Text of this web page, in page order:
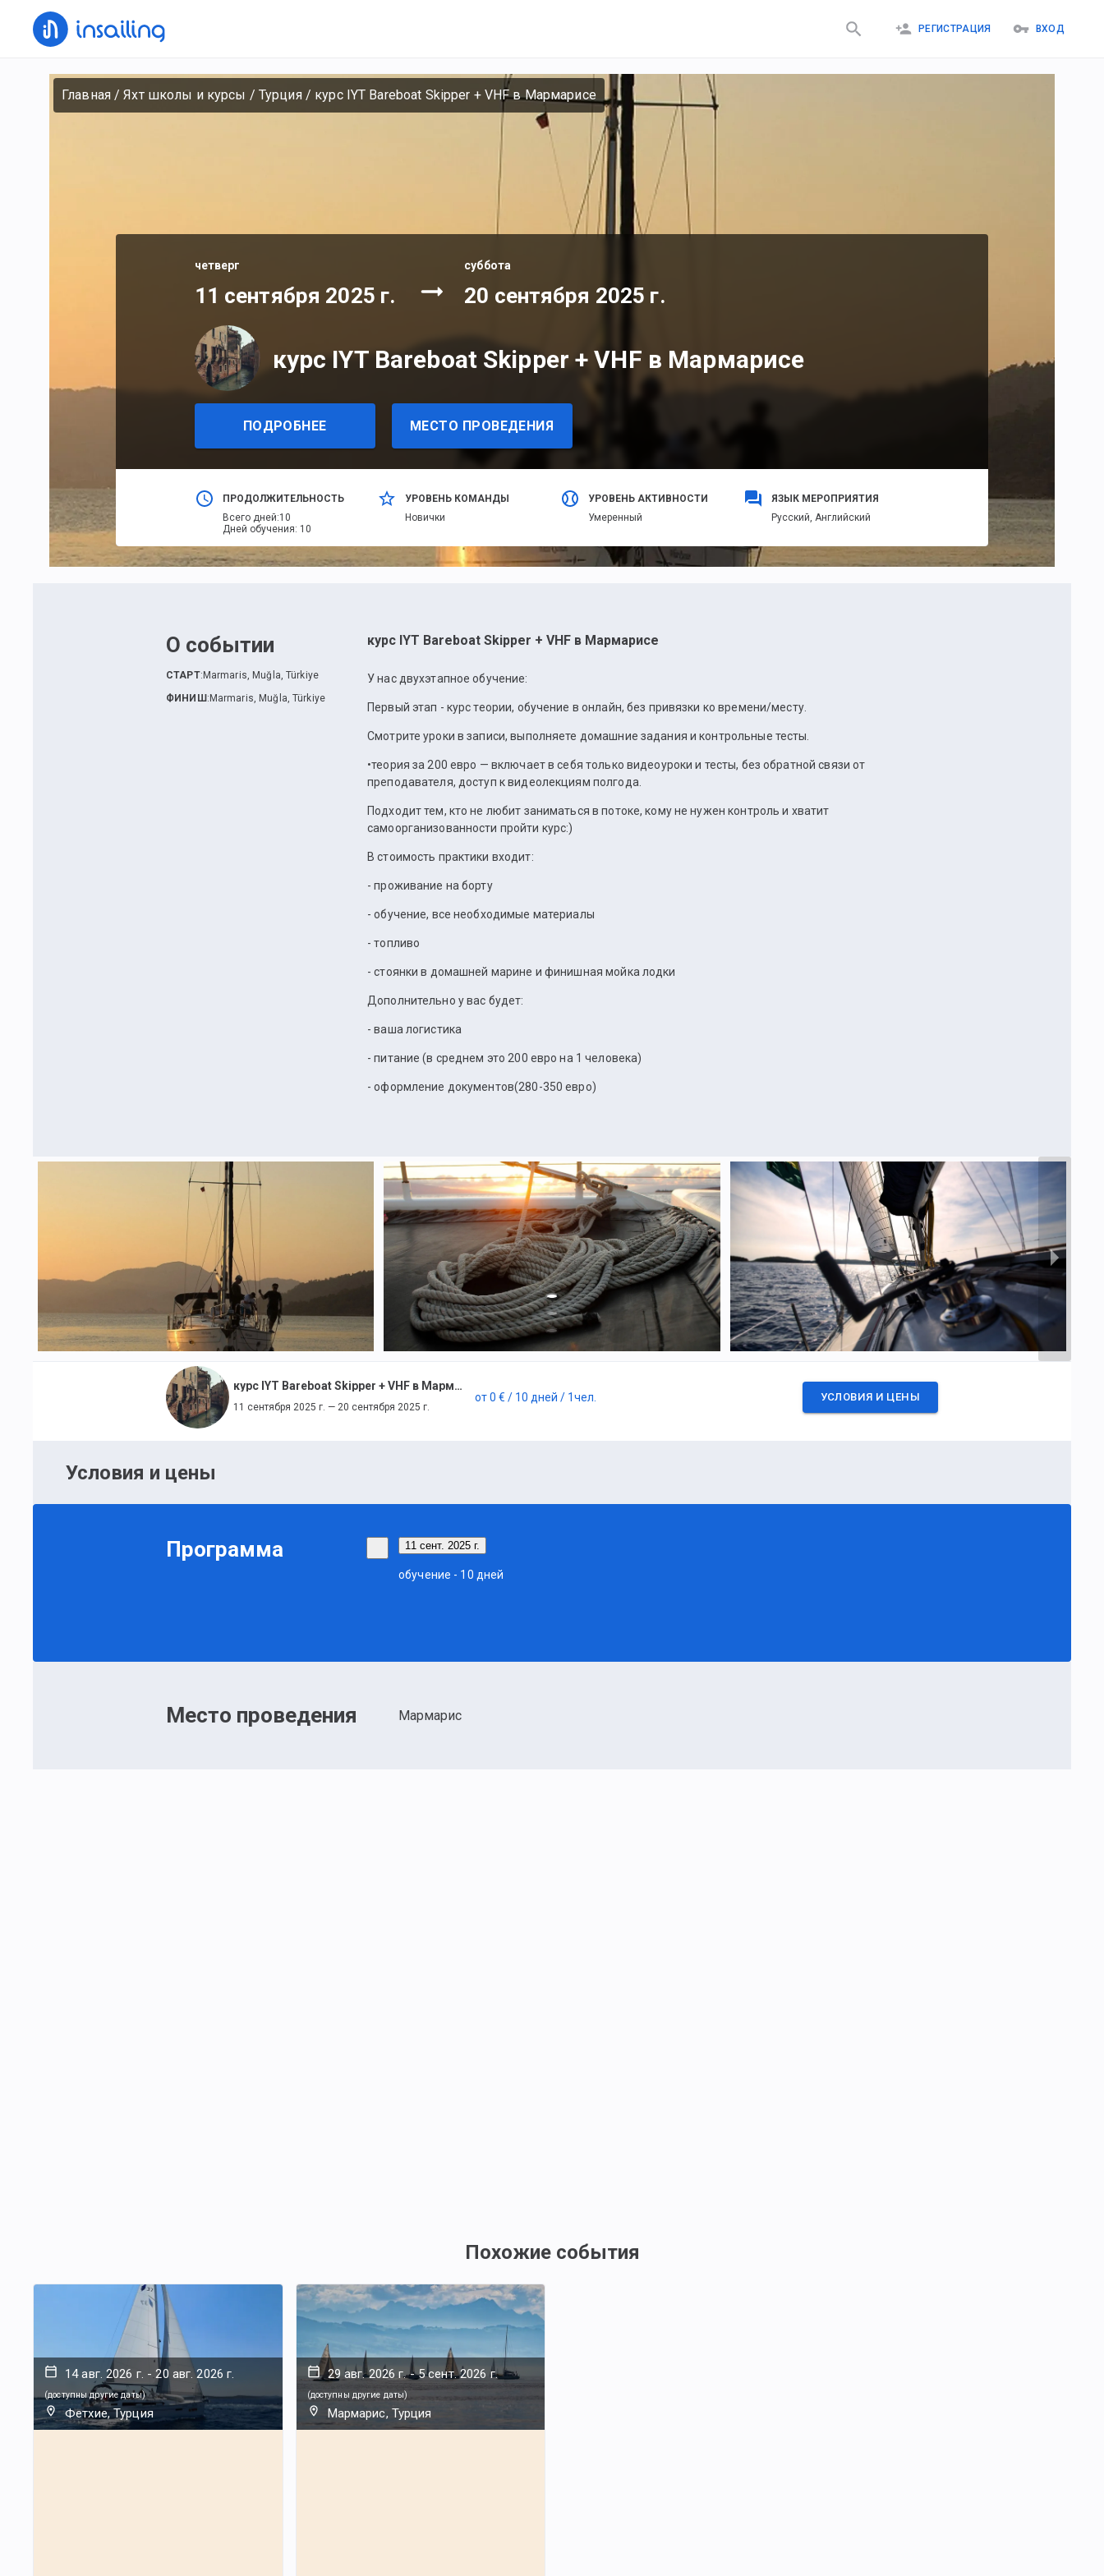
РЕГИСТРАЦИЯ ВХОД
Главная/Яхт школы и курсы / Турция/ курс IYT Bareboat Skipper + VHF в Мармарисе
четверг
11 сентября 2025 г.
суббота
20 сентября 2025 г.
курс IYT Bareboat Skipper + VHF в Мармарисе
ПОДРОБНЕЕ МЕСТО ПРОВЕДЕНИЯ
ПРОДОЛЖИТЕЛЬНОСТЬ
Всего дней:10
Дней обучения: 10
УРОВЕНЬ КОМАНДЫ
Новички
УРОВЕНЬ АКТИВНОСТИ
Умеренный
ЯЗЫК МЕРОПРИЯТИЯ
Русский, Английский
О событии
СТАРТ: Marmaris, Muğla, Türkiye
ФИНИШ : Marmaris, Muğla, Türkiye
курс IYT Bareboat Skipper + VHF в Мармарисе
У нас двухэтапное обучение:
Первый этап - курс теории, обучение в онлайн, без привязки ко времени/месту.
Смотрите уроки в записи, выполняете домашние задания и контрольные тесты.
•теория за 200 евро — включает в себя только видеоуроки и тесты, без обратной связи от
преподавателя, доступ к видеолекциям полгода.
Подходит тем, кто не любит заниматься в потоке, кому не нужен контроль и хватит
самоорганизованности пройти курс:)
В стоимость практики входит:
- проживание на борту
- обучение, все необходимые материалы
- топливо
- стоянки в домашней марине и финишная мойка лодки
Дополнительно у вас будет:
- ваша логистика
- питание (в среднем это 200 евро на 1 человека)
- оформление документов(280-350 евро)
курс IYT Bareboat Skipper + VHF в Мармарисе
11 сентября 2025 г. — 20 сентября 2025 г.
от0 € / 10 дней / 1чел. УСЛОВИЯ И ЦЕНЫ
Условия и цены
Программа 11 сент. 2025 г.
обучение - 10 дней
Место проведения Мармарис
Похожие события
14 авг. 2026 г. - 20 авг. 2026 г.
(доступны другие даты)
Фетхие, Турция
29 авг. 2026 г. - 5 сент. 2026 г.
(доступны другие даты)
Мармарис, Турция